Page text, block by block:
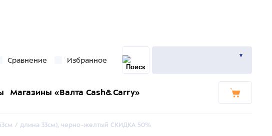
Сравнение Избранное
Магазины «Валта Cash&Carry»
/ длина 33см), черно-желтый СКИДКА 50%